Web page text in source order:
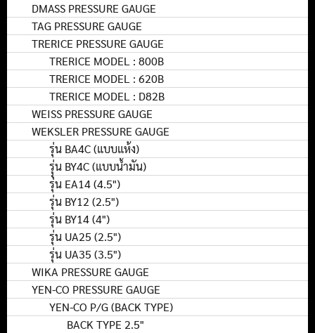
DMASS PRESSURE GAUGE
TAG PRESSURE GAUGE
TRERICE PRESSURE GAUGE
TRERICE MODEL : 800B
TRERICE MODEL : 620B
TRERICE MODEL : D82B
WEISS PRESSURE GAUGE
WEKSLER PRESSURE GAUGE
รุ่น BA4C (แบบแห้ง)
รุุ่น BY4C (แบบน้ำมัน)
รุ่น EA14 (4.5")
รุ่น BY12 (2.5")
รุ่น BY14 (4")
รุ่น UA25 (2.5")
รุ่น UA35 (3.5")
WIKA PRESSURE GAUGE
YEN-CO PRESSURE GAUGE
YEN-CO P/G (BACK TYPE)
BACK TYPE 2.5"